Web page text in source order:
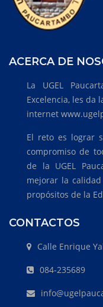
ACERCA DE
La UGEL
Excelencia, les da
internet
El reto es lograr
compromiso de
de la UGEL
mejorar la
propósitos de la
CONTACTOS
Calle Enrique
084-235689